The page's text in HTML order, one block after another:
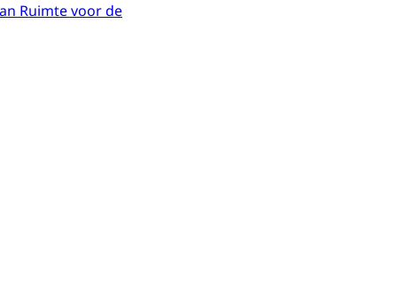
Ruimte voor de